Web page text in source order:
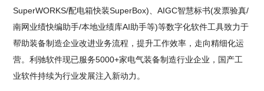
SuperWORKS/配电箱快装SuperBox)、AIGC智慧标书(发票验真/
南网业绩快编助手/本地业绩库AI助手等)等数字化软件工具致力于
帮助装备制造企业改进业务流程，提升工作效率，走向精细化运
营。利驰软件现已服务5000+家电气装备制造行业企业，国产工
业软件持续为行业发展注入新动力。